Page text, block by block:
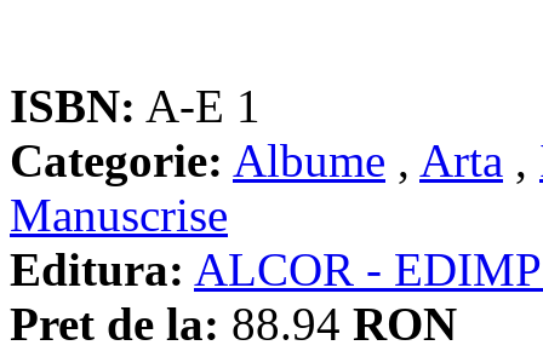
ISBN: A-E 1
Categorie: Albume , Arta ,
Manuscrise
Editura: ALCOR -
Pret de la: 88.94 RON